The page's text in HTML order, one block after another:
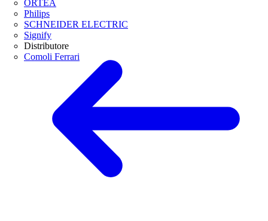
ORTEA
Philips
SCHNEIDER ELECTRIC
Signify
Distributore
Comoli Ferrari